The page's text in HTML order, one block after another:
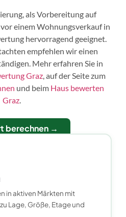
als Vorbereitung auf
einem Wohnungsverkauf in
hervorragend geeignet.
empfehlen wir einen
Mehr erfahren Sie in
Graz, auf der Seite zum
und beim Haus bewerten
Graz.
berechnen →
in aktiven Märkten mit
Lage, Größe, Etage und